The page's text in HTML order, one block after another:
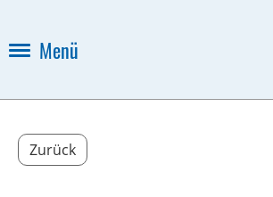
Menü
Zurück